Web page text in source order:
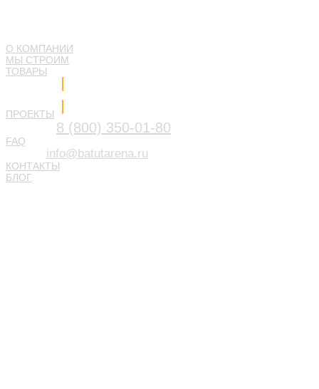
О КОМПАНИИ
МЫ СТРОИМ
ТОВАРЫ
ПРОЕКТЫ
8 (800) 350-01-80
FAQ
info@batutarena.ru
КОНТАКТЫ
БЛОГ